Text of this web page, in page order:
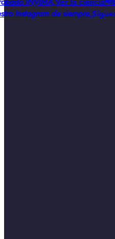
Instagram de siempre,